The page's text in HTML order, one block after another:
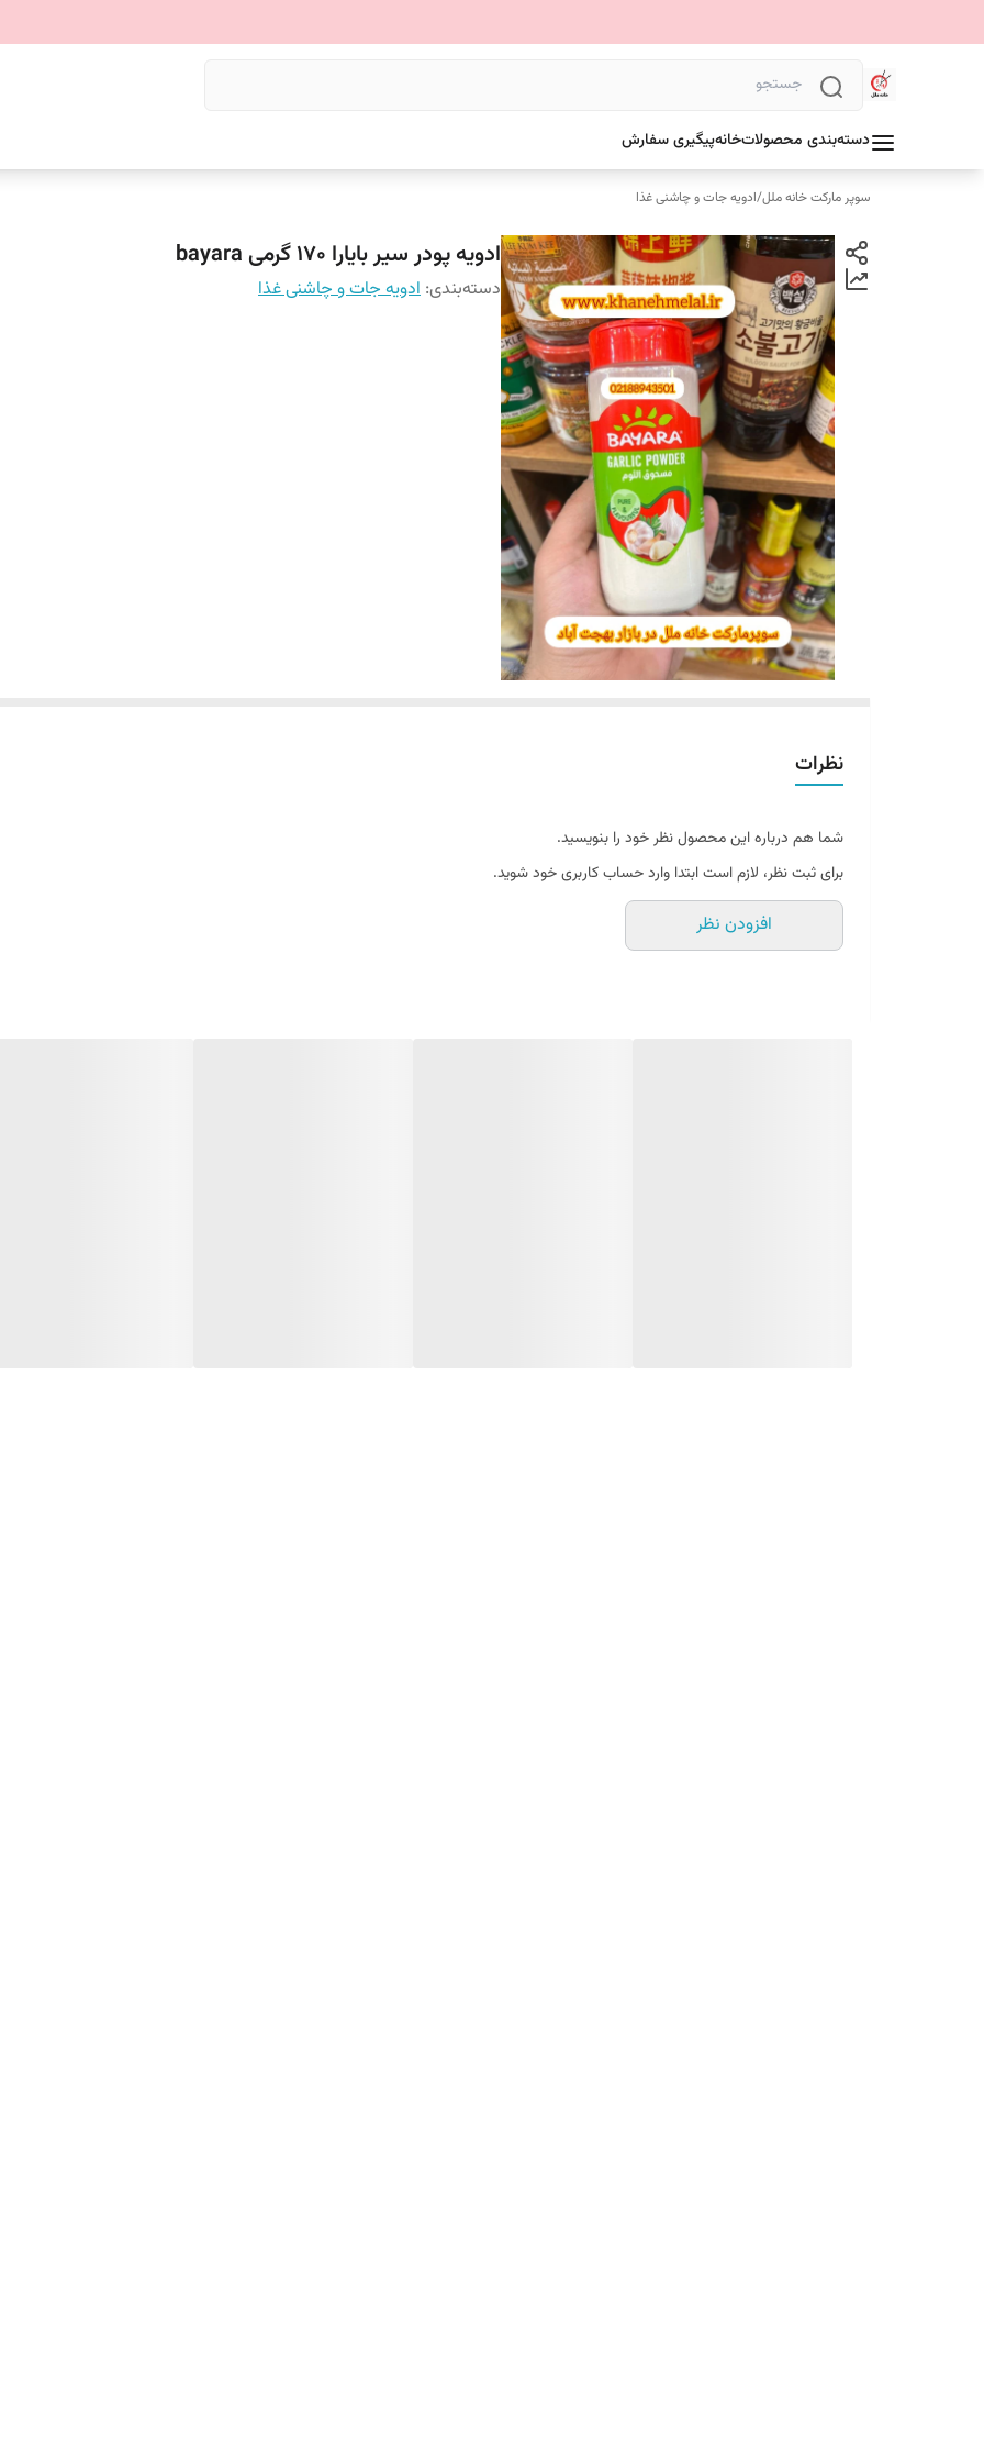
دسته‌بندی محصولاتخانهپیگیری سفارش
سوپر مارکت خانه ملل/ادویه جات و چاشنی غذا
ادویه پودر سیر بایارا 170 گرمی bayara
دسته‌بندی: ادویه جات و چاشنی غذا
نظرات
شما هم درباره این محصول نظر خود را بنویسید.
برای ثبت نظر، لازم است ابتدا وارد حساب کاربری خود شوید.
افزودن نظر